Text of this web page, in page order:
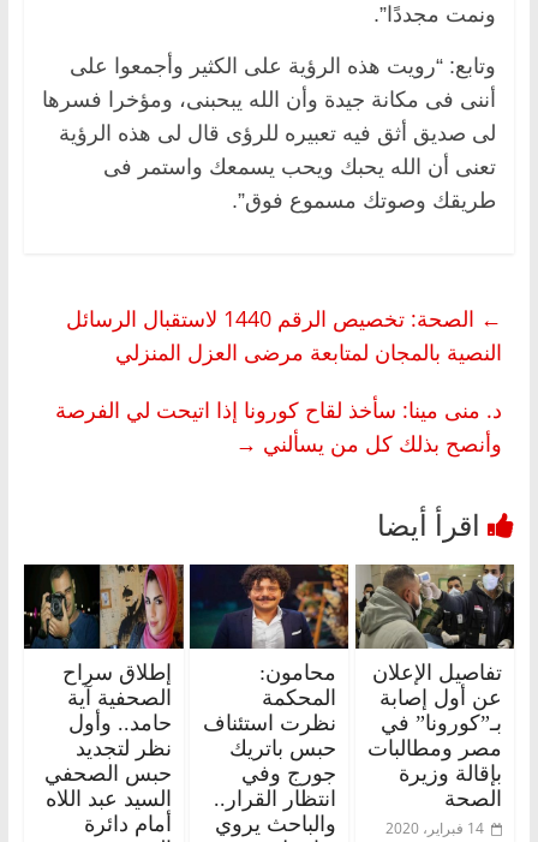
ونمت مجددًا”.
وتابع: “رويت هذه الرؤية على الكثير وأجمعوا على
أننى فى مكانة جيدة وأن الله يبحبنى، ومؤخرا فسرها
لى صديق أثق فيه تعبيره للرؤى قال لى هذه الرؤية
تعنى أن الله يحبك ويحب يسمعك واستمر فى
طريقك وصوتك مسموع فوق”.
←
الصحة: تخصيص الرقم 1440 لاستقبال الرسائل
النصية بالمجان لمتابعة مرضى العزل المنزلي
د. منى مينا: سأخذ لقاح كورونا إذا اتيحت لي الفرصة
وأنصح بذلك كل من يسألني →
تفاصيل الإعلان
عن أول إصابة
بـ”كورونا” في
مصر ومطالبات
بإقالة وزيرة
الصحة
14 فبراير، 2020
محامون:
المحكمة
نظرت استئناف
حبس باتريك
جورج وفي
انتظار القرار..
والباحث يروي
إطلاق سراح
الصحفية آية
حامد.. وأول
نظر لتجديد
حبس الصحفي
السيد عبد اللاه
أمام دائرة